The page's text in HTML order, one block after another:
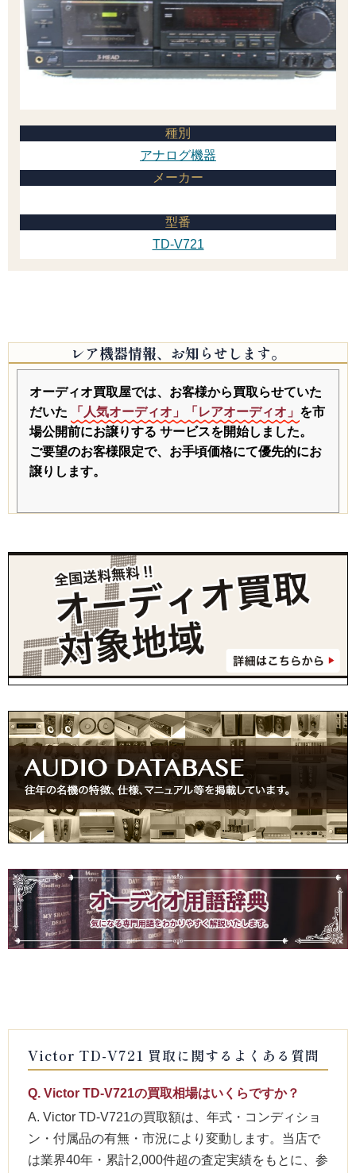
種別
アナログ機器
メーカー
型番
TD-V721
レア機器情報、お知らせします。
オーディオ買取屋では、お客様から買取らせていた
だいた
「人気オーディオ」「レアオーディオ」 を市
場公開前にお譲りする サービスを開始しました。
ご要望のお客様限定で、お手頃価格にて優先的にお
譲りします。
Victor TD-V721 買取に関するよくある質問
Q. Victor TD-V721の買取相場はいくらですか？
A. Victor TD-V721の買取額は、年式・コンディショ
ン・付属品の有無・市況により変動します。当店で
は業界40年・累計2,000件超の査定実績をもとに、参